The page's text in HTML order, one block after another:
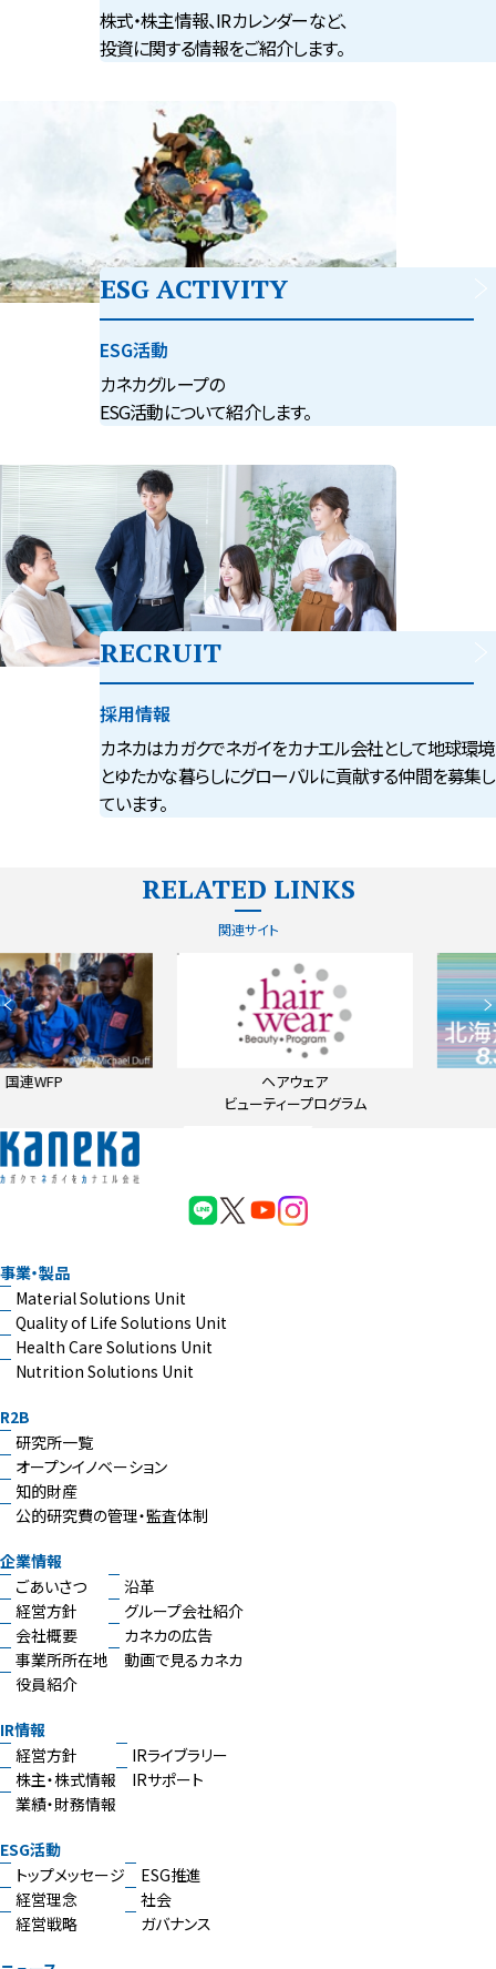
株式・株主情報、IRカレンダーなど、
投資に関する情報をご紹介します。
ESG ACTIVITY
ESG活動
カネカグループの
ESG活動について紹介します。
RECRUIT
採用情報
カネカはカガクでネガイをカナエル会社として地球環境
とゆたかな暮らしにグローバルに貢献する仲間を募集し
ています。
RELATED LINKS
関連サイト
事業・製品
Material Solutions Unit
Quality of Life Solutions Unit
Health Care Solutions Unit
Nutrition Solutions Unit
R2B
研究所一覧
オープンイノベーション
知的財産
公的研究費の管理・監査体制
企業情報
ごあいさつ
経営方針
会社概要
事業所所在地
役員紹介
沿革
グループ会社紹介
カネカの広告
動画で見るカネカ
IR情報
経営方針
株主・株式情報
業績・財務情報
IRライブラリー
IRサポート
ESG活動
トップメッセージ
経営理念
経営戦略
ESG推進
社会
ガバナンス